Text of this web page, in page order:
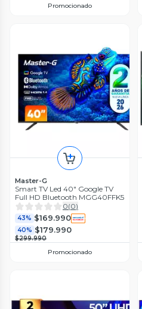
Promocionado
Master-G
Smart TV Led 40" Google TV
Full HD Bluetooth MGG40FFK5
0(0)
43% $169.990
40% $179.990
$299.990
Promocionado